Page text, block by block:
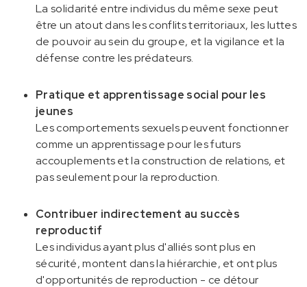
La solidarité entre individus du même sexe peut
être un atout dans les conflits territoriaux, les luttes
de pouvoir au sein du groupe, et la vigilance et la
défense contre les prédateurs.
Pratique et apprentissage social pour les
jeunes
Les comportements sexuels peuvent fonctionner
comme un apprentissage pour les futurs
accouplements et la construction de relations, et
pas seulement pour la reproduction.
Contribuer indirectement au succès
reproductif
Les individus ayant plus d'alliés sont plus en
sécurité, montent dans la hiérarchie, et ont plus
d'opportunités de reproduction - ce détour